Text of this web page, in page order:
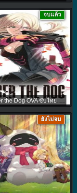
the Dog OVA ซับไทย
จบแล้ว
ยังไม่จบ